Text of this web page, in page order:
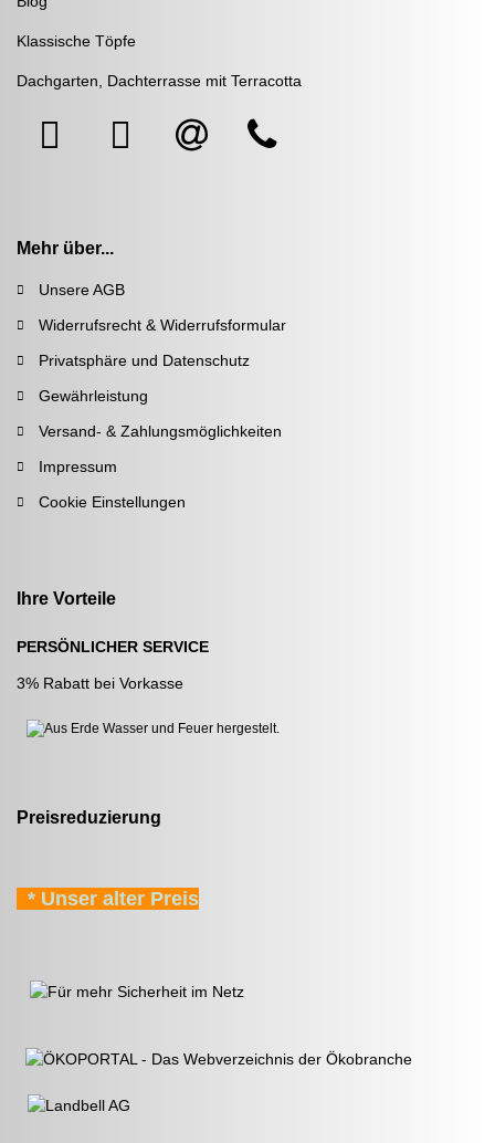
Klassische Töpfe
Dachgarten, Dachterrasse mit Terracotta
Mehr über...
Unsere AGB
Widerrufsrecht & Widerrufsformular
Privatsphäre und Datenschutz
Gewährleistung
Versand- & Zahlungsmöglichkeiten
Impressum
Cookie Einstellungen
Ihre Vorteile
PERSÖNLICHER SERVICE
3% Rabatt bei Vorkasse
Preisreduzierung
* Unser alter Preis